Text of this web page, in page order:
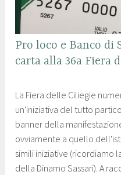
FIERA
DELLE
NEWS
Pro loco e Banco di
carta alla 36a Fiera
4
g
i
u
g
n
r
o
l
o
c
o
La Fiera delle Ciliegie
un'iniziativa del tutto
banner della
ovviamente a quello
simili iniziative (ricordiamo
della Dinamo Sassari). A